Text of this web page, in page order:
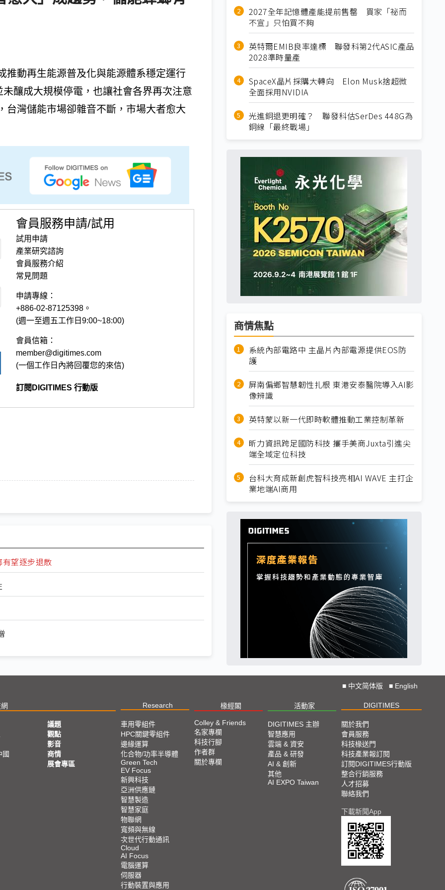
推動再生能源普及化與能源體系穩定運行
釀成大規模停電，也讓社會各界再次注意
台灣儲能市場卻雜音不斷，市場大者愈大
會員服務申請/試用
試用申請
產業研究諮詢
會員服務介紹
常見問題
申請專線：
+886-02-87125398。
(週一至週五工作日9:00~18:00)
會員信箱：
member@digitimes.com
(一個工作日內將回覆您的來信)
訂閱DIGITIMES 行動版
望逐步退散
2027全年記憶體產能提前售罄 買家「祕而
不宣」只怕買不夠
英特爾EMIB良率達標 聯發科第2代ASIC產品
2028準時量產
SpaceX晶片採購大轉向 Elon Musk捨超微
全面採用NVIDIA
光進銅退更明確？ 聯發科估SerDes 448G為
銅線「最終戰場」
商情焦點
系統內部電路中 主晶片內部電源提供EOS防
護
屏南偏鄉智慧韌性扎根 東港安泰醫院導入AI影
像辨識
英特蒙以新一代即時軟體推動工業控制革新
昕力資訊跨足國防科技 攜手美商Juxta引進尖
端全域定位科技
台科大育成新創虎智科技亮相AI WAVE 主打企
業地端AI商用
■ 中文简体版 ■ English
Research 椽經閣 活動家 DIGITIMES
國
議題
觀點
影音
商情
展會專區
車用零組件
HPC關鍵零組件
邊緣運算
化合物/功率半導體
Green Tech
EV Focus
新興科技
亞洲供應鏈
智慧製造
智慧家庭
物聯網
寬頻與無線
次世代行動通訊
Cloud
AI Focus
電腦運算
伺服器
行動裝置與應用
Colley & Friends
名家專欄
科技行腳
作者群
關於專欄
DIGITIMES 主辦
智慧應用
雲端 & 資安
產品 & 研發
AI & 創新
其他
AI EXPO Taiwan
關於我們
會員服務
科技椽送門
科技產業報訂閱
訂閱DIGITIMES行動版
整合行銷服務
人才招募
聯絡我們
下載新聞App